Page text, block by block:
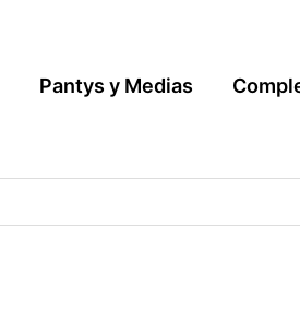
Pantys y Medias